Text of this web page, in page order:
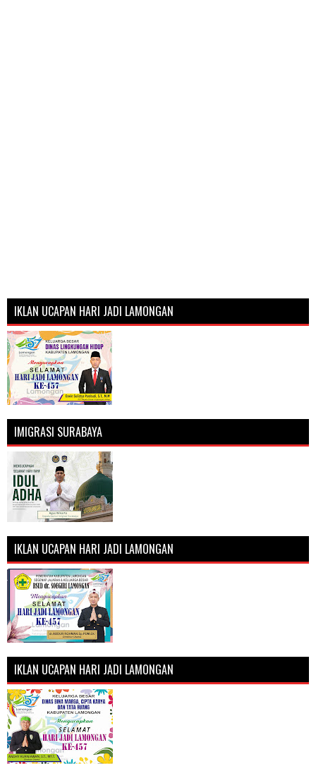
IKLAN UCAPAN HARI JADI LAMONGAN
IMIGRASI SURABAYA
IKLAN UCAPAN HARI JADI LAMONGAN
IKLAN UCAPAN HARI JADI LAMONGAN